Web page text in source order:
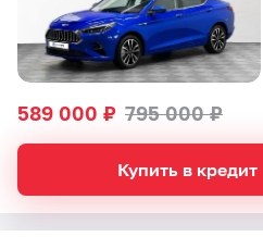
589 000 ₽ 795 000 ₽
Купить в кредит